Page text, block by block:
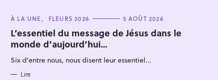
C
T
E
G
O
R
I
S
À LA UNE FLEURS 2026 5 AOÛT 2026
L’essentiel du message de Jésus dans le
monde d’aujourd’hui…
Six d'entre nous, nous disent leur essentiel...
Lire